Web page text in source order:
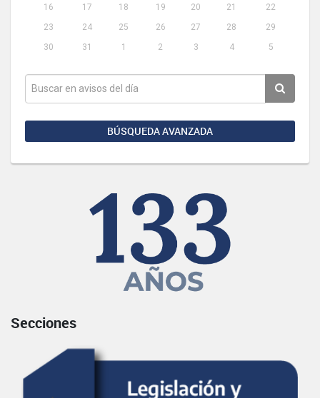
16
17 18 19 20 21
22
23
24 25 26 27 28
29
30
31 1 2 3 4 5
BÚSQUEDA AVANZADA
Secciones